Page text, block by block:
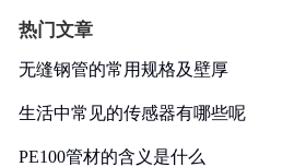
热门文章
无缝钢管的常用规格及壁厚
生活中常见的传感器有哪些呢
PE100管材的含义是什么